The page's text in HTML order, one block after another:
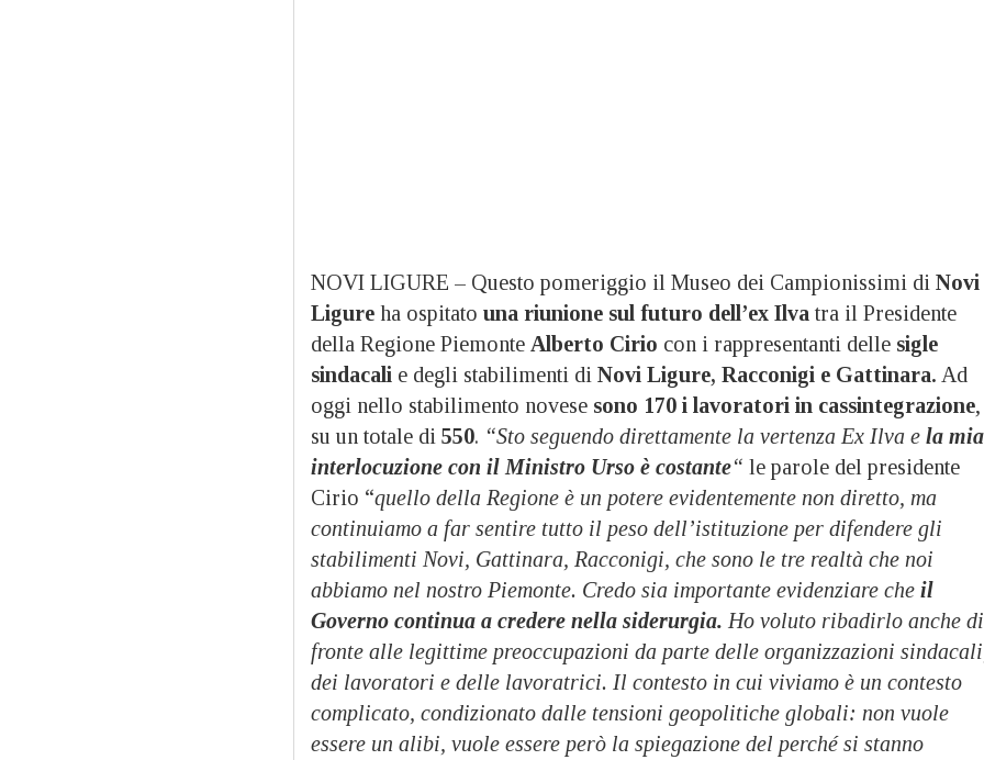
NOVI LIGURE – Questo pomeriggio il Museo dei Campionissimi di Novi
Ligure ha ospitato una riunione sul futuro dell’ex Ilva tra il Presidente
della Regione Piemonte Alberto Cirio con i rappresentanti delle sigle
sindacali e degli stabilimenti di Novi Ligure, Racconigi e Gattinara. Ad
oggi nello stabilimento novese sono 170 i lavoratori in cassintegrazione,
su un totale di 550. “Sto seguendo direttamente la vertenza Ex Ilva e la mia
interlocuzione con il Ministro Urso è costante“ le parole del presidente
Cirio “quello della Regione è un potere evidentemente non diretto, ma
continuiamo a far sentire tutto il peso dell’istituzione per difendere gli
stabilimenti Novi, Gattinara, Racconigi, che sono le tre realtà che noi
abbiamo nel nostro Piemonte. Credo sia importante evidenziare che il
Governo continua a credere nella siderurgia. Ho voluto ribadirlo anche di
fronte alle legittime preoccupazioni da parte delle organizzazioni
dei lavoratori e delle lavoratrici. Il contesto in cui viviamo è un contesto
complicato, condizionato dalle tensioni geopolitiche globali: non vuole
essere un alibi, vuole essere però la spiegazione del perché si stanno